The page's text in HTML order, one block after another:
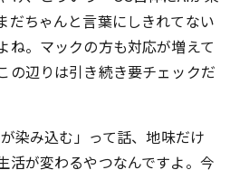
だちゃんと言葉にしきれてない
ね。マックの方も対応が増えて
の辺りは引き続き要チェックだ
染み込む」って話、地味だけ
活が変わるやつなんですよ。今